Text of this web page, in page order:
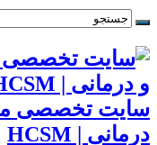
سایت تخصصی
درمانی | HCSM